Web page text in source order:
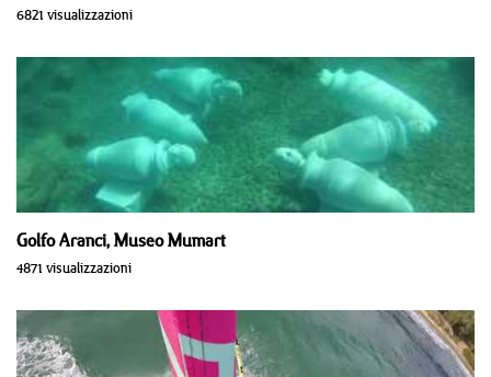
6821 visualizzazioni
Golfo Aranci, Museo Mumart
4871 visualizzazioni